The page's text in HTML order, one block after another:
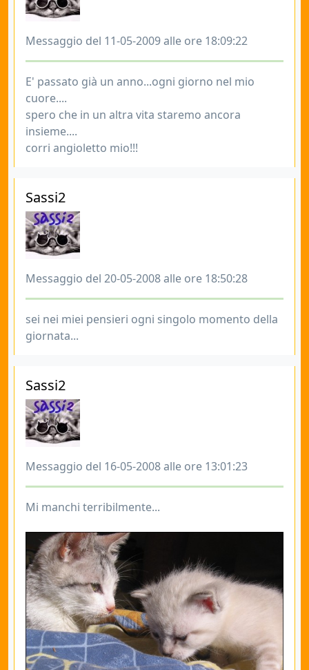
Messaggio del 11-05-2009 alle ore 18:09:22
E' passato già un anno...ogni giorno nel mio
cuore....
spero che in un altra vita staremo ancora
insieme....
corri angioletto mio!!!
Sassi2
Messaggio del 20-05-2008 alle ore 18:50:28
sei nei miei pensieri ogni singolo momento della
giornata...
Sassi2
Messaggio del 16-05-2008 alle ore 13:01:23
Mi manchi terribilmente...